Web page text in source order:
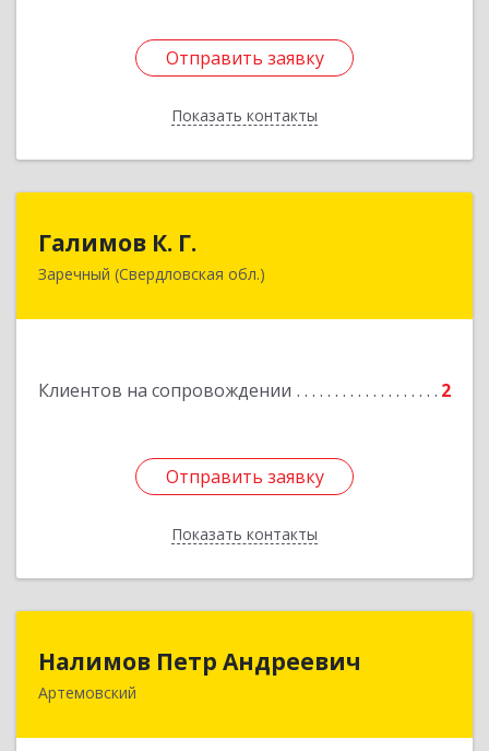
Отправить заявку
Показать контакты
Отправить заявку
Назад
Галимов К. Г.
Заречный (Свердловская обл.)
Клиентов на сопровождении 2
Отправить заявку
Показать контакты
Свердловская обл, г. Заречный, ул. Кузнецова,
Отправить заявку
Назад
Налимов Петр Андреевич
Артемовский623780, Свердловская обл, Артемовский г,